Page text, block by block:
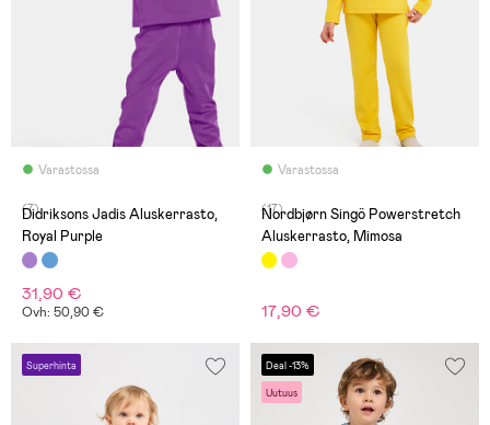
Varastossa
(7)
Didriksons Jadis Aluskerrasto,
Royal Purple
31,90 €
Ovh: 50,90 €
Varastossa
(17)
Nordbjørn Singö Powerstretch
Aluskerrasto, Mimosa
17,90 €
Superhinta Deal -13%
Uutuus